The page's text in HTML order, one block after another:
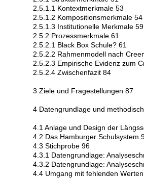
2.5.1.1 Kontextmerkmale 53
2.5.1.2 Kompositionsmerkmale 54
2.5.1.3 Institutionelle Merkmale 59
2.5.2 Prozessmerkmale 61
2.5.2.1 Black Box Schule? 61
2.5.2.2 Rahmenmodell nach
2.5.2.3 Empirische Evidenz zum
2.5.2.4 Zwischenfazit 84
3 Ziele und Fragestellungen 87
4 Datengrundlage und
4.1 Anlage und Design der
4.2 Das Hamburger Schulsystem
4.3 Stichprobe 96
4.3.1 Datengrundlage:
4.3.2 Datengrundlage:
4.4 Umgang mit fehlenden